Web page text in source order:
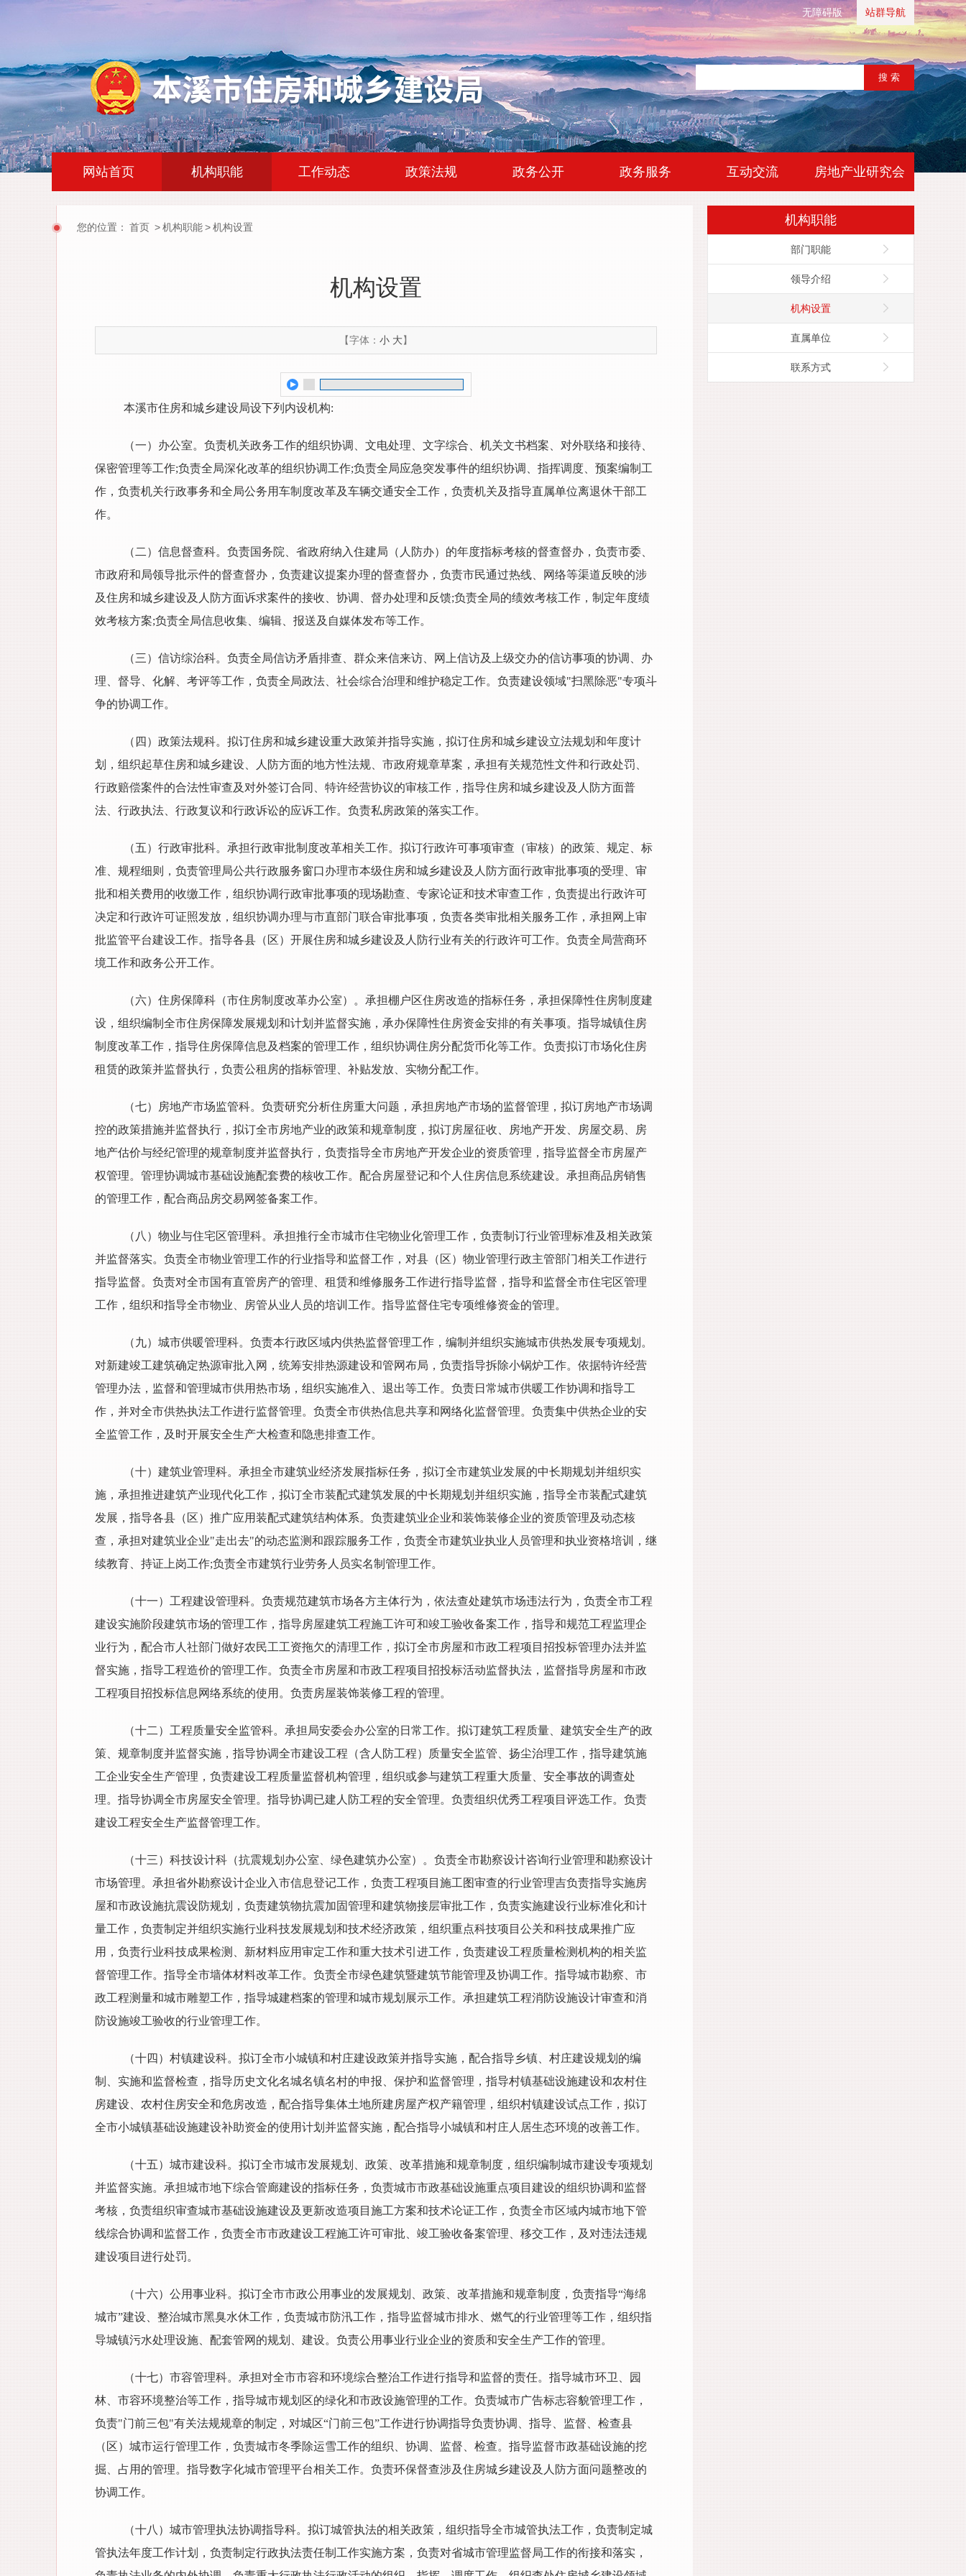
无障碍版 站群导航
网站首页 机构职能 工作动态 政策法规 政务公开 政务服务 互动交流 房地产业研究会
机构职能
部门职能
领导介绍
机构设置
直属单位
联系方式
您的位置： 首页 >机构职能>机构设置
机构设置
【字体： 小 大】
本溪市住房和城乡建设局设下列内设机构:
（一）办公室。负责机关政务工作的组织协调、文电处理、文字综合、机关文书档案、对外联络和接待、
保密管理等工作;负责全局深化改革的组织协调工作;负责全局应急突发事件的组织协调、指挥调度、预案编制工
作，负责机关行政事务和全局公务用车制度改革及车辆交通安全工作，负责机关及指导直属单位离退休干部工
作。
（二）信息督查科。负责国务院、省政府纳入住建局（人防办）的年度指标考核的督查督办，负责市委、
市政府和局领导批示件的督查督办，负责建议提案办理的督查督办，负责市民通过热线、网络等渠道反映的涉
及住房和城乡建设及人防方面诉求案件的接收、协调、督办处理和反馈;负责全局的绩效考核工作，制定年度绩
效考核方案;负责全局信息收集、编辑、报送及自媒体发布等工作。
（三）信访综治科。负责全局信访矛盾排查、群众来信来访、网上信访及上级交办的信访事项的协调、办
理、督导、化解、考评等工作，负责全局政法、社会综合治理和维护稳定工作。负责建设领域"扫黑除恶"专项斗
争的协调工作。
（四）政策法规科。拟订住房和城乡建设重大政策并指导实施，拟订住房和城乡建设立法规划和年度计
划，组织起草住房和城乡建设、人防方面的地方性法规、市政府规章草案，承担有关规范性文件和行政处罚、
行政赔偿案件的合法性审查及对外签订合同、特许经营协议的审核工作，指导住房和城乡建设及人防方面普
法、行政执法、行政复议和行政诉讼的应诉工作。负责私房政策的落实工作。
（五）行政审批科。承担行政审批制度改革相关工作。拟订行政许可事项审查（审核）的政策、规定、标
准、规程细则，负责管理局公共行政服务窗口办理市本级住房和城乡建设及人防方面行政审批事项的受理、审
批和相关费用的收缴工作，组织协调行政审批事项的现场勘查、专家论证和技术审查工作，负责提出行政许可
决定和行政许可证照发放，组织协调办理与市直部门联合审批事项，负责各类审批相关服务工作，承担网上审
批监管平台建设工作。指导各县（区）开展住房和城乡建设及人防行业有关的行政许可工作。负责全局营商环
境工作和政务公开工作。
（六）住房保障科（市住房制度改革办公室）。承担棚户区住房改造的指标任务，承担保障性住房制度建
设，组织编制全市住房保障发展规划和计划并监督实施，承办保障性住房资金安排的有关事项。指导城镇住房
制度改革工作，指导住房保障信息及档案的管理工作，组织协调住房分配货币化等工作。负责拟订市场化住房
租赁的政策并监督执行，负责公租房的指标管理、补贴发放、实物分配工作。
（七）房地产市场监管科。负责研究分析住房重大问题，承担房地产市场的监督管理，拟订房地产市场调
控的政策措施并监督执行，拟订全市房地产业的政策和规章制度，拟订房屋征收、房地产开发、房屋交易、房
地产估价与经纪管理的规章制度并监督执行，负责指导全市房地产开发企业的资质管理，指导监督全市房屋产
权管理。管理协调城市基础设施配套费的核收工作。配合房屋登记和个人住房信息系统建设。承担商品房销售
的管理工作，配合商品房交易网签备案工作。
（八）物业与住宅区管理科。承担推行全市城市住宅物业化管理工作，负责制订行业管理标准及相关政策
并监督落实。负责全市物业管理工作的行业指导和监督工作，对县（区）物业管理行政主管部门相关工作进行
指导监督。负责对全市国有直管房产的管理、租赁和维修服务工作进行指导监督，指导和监督全市住宅区管理
工作，组织和指导全市物业、房管从业人员的培训工作。指导监督住宅专项维修资金的管理。
（九）城市供暖管理科。负责本行政区域内供热监督管理工作，编制并组织实施城市供热发展专项规划。
对新建竣工建筑确定热源审批入网，统筹安排热源建设和管网布局，负责指导拆除小锅炉工作。依据特许经营
管理办法，监督和管理城市供用热市场，组织实施准入、退出等工作。负责日常城市供暖工作协调和指导工
作，并对全市供热执法工作进行监督管理。负责全市供热信息共享和网络化监督管理。负责集中供热企业的安
全监管工作，及时开展安全生产大检查和隐患排查工作。
（十）建筑业管理科。承担全市建筑业经济发展指标任务，拟订全市建筑业发展的中长期规划并组织实
施，承担推进建筑产业现代化工作，拟订全市装配式建筑发展的中长期规划并组织实施，指导全市装配式建筑
发展，指导各县（区）推广应用装配式建筑结构体系。负责建筑业企业和装饰装修企业的资质管理及动态核
查，承担对建筑业企业"走出去"的动态监测和跟踪服务工作，负责全市建筑业执业人员管理和执业资格培训，继
续教育、持证上岗工作;负责全市建筑行业劳务人员实名制管理工作。
（十一）工程建设管理科。负责规范建筑市场各方主体行为，依法查处建筑市场违法行为，负责全市工程
建设实施阶段建筑市场的管理工作，指导房屋建筑工程施工许可和竣工验收备案工作，指导和规范工程监理企
业行为，配合市人社部门做好农民工工资拖欠的清理工作，拟订全市房屋和市政工程项目招投标管理办法并监
督实施，指导工程造价的管理工作。负责全市房屋和市政工程项目招投标活动监督执法，监督指导房屋和市政
工程项目招投标信息网络系统的使用。负责房屋装饰装修工程的管理。
（十二）工程质量安全监管科。承担局安委会办公室的日常工作。拟订建筑工程质量、建筑安全生产的政
策、规章制度并监督实施，指导协调全市建设工程（含人防工程）质量安全监管、扬尘治理工作，指导建筑施
工企业安全生产管理，负责建设工程质量监督机构管理，组织或参与建筑工程重大质量、安全事故的调查处
理。指导协调全市房屋安全管理。指导协调已建人防工程的安全管理。负责组织优秀工程项目评选工作。负责
建设工程安全生产监督管理工作。
（十三）科技设计科（抗震规划办公室、绿色建筑办公室）。负责全市勘察设计咨询行业管理和勘察设计
市场管理。承担省外勘察设计企业入市信息登记工作，负责工程项目施工图审查的行业管理吉负责指导实施房
屋和市政设施抗震设防规划，负责建筑物抗震加固管理和建筑物接层审批工作，负责实施建设行业标准化和计
量工作，负责制定并组织实施行业科技发展规划和技术经济政策，组织重点科技项目公关和科技成果推广应
用，负责行业科技成果检测、新材料应用审定工作和重大技术引进工作，负责建设工程质量检测机构的相关监
督管理工作。指导全市墙体材料改革工作。负责全市绿色建筑暨建筑节能管理及协调工作。指导城市勘察、市
政工程测量和城市雕塑工作，指导城建档案的管理和城市规划展示工作。承担建筑工程消防设施设计审查和消
防设施竣工验收的行业管理工作。
（十四）村镇建设科。拟订全市小城镇和村庄建设政策并指导实施，配合指导乡镇、村庄建设规划的编
制、实施和监督检查，指导历史文化名城名镇名村的申报、保护和监督管理，指导村镇基础设施建设和农村住
房建设、农村住房安全和危房改造，配合指导集体土地所建房屋产权产籍管理，组织村镇建设试点工作，拟订
全市小城镇基础设施建设补助资金的使用计划并监督实施，配合指导小城镇和村庄人居生态环境的改善工作。
（十五）城市建设科。拟订全市城市发展规划、政策、改革措施和规章制度，组织编制城市建设专项规划
并监督实施。承担城市地下综合管廊建设的指标任务，负责城市市政基础设施重点项目建设的组织协调和监督
考核，负责组织审查城市基础设施建设及更新改造项目施工方案和技术论证工作，负责全市区域内城市地下管
线综合协调和监督工作，负责全市市政建设工程施工许可审批、竣工验收备案管理、移交工作，及对违法违规
建设项目进行处罚。
（十六）公用事业科。拟订全市市政公用事业的发展规划、政策、改革措施和规章制度，负责指导“海绵
城市”建设、整治城市黑臭水休工作，负责城市防汛工作，指导监督城市排水、燃气的行业管理等工作，组织指
导城镇污水处理设施、配套管网的规划、建设。负责公用事业行业企业的资质和安全生产工作的管理。
（十七）市容管理科。承担对全市市容和环境综合整治工作进行指导和监督的责任。指导城市环卫、园
林、市容环境整治等工作，指导城市规划区的绿化和市政设施管理的工作。负责城市广告标志容貌管理工作，
负责"门前三包"有关法规规章的制定，对城区“门前三包”工作进行协调指导负责协调、指导、监督、检查县
（区）城市运行管理工作，负责城市冬季除运雪工作的组织、协调、监督、检查。指导监督市政基础设施的挖
掘、占用的管理。指导数字化城市管理平台相关工作。负责环保督查涉及住房城乡建设及人防方面问题整改的
协调工作。
（十八）城市管理执法协调指导科。拟订城管执法的相关政策，组织指导全市城管执法工作，负责制定城
管执法年度工作计划，负责制定行政执法责任制工作实施方案，负责对省城市管理监督局工作的衔接和落实，